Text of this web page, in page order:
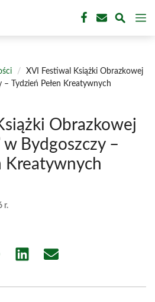
/
XVI Festiwal Książki Obrazkowej
– Tydzień Pełen Kreatywnych
Obrazkowej
w Bydgoszczy –
Kreatywnych
r.
Share Share